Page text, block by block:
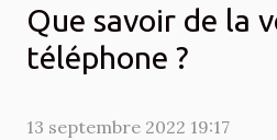
Que savoir de la
téléphone ?
13 septembre 2022 19:17